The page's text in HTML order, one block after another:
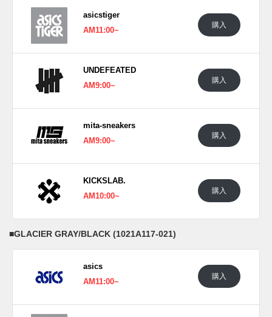
asicstiger
AM11:00~
購入
UNDEFEATED
AM9:00~
購入
mita-sneakers
AM9:00~
購入
KICKSLAB.
AM10:00~
購入
■GLACIER GRAY/BLACK (1021A117-021)
asics
AM11:00~
購入